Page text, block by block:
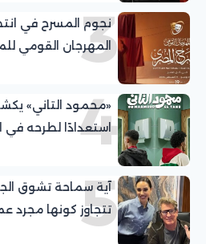
3
نجوم المسرح في
المهرجان القومي
4
«محمود التاني»
استعدادًا لطرحه في
5
آية سماحة تشوق
تتجاوز كونها مجرد